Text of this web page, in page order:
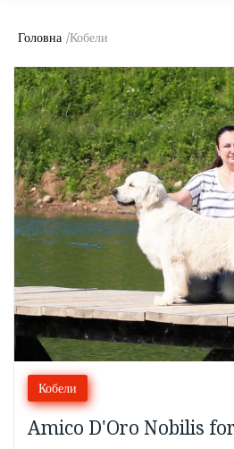
Головна /Кобели
Рубрика:
Кобели
Кобели
Amico D'Oro Nobilis